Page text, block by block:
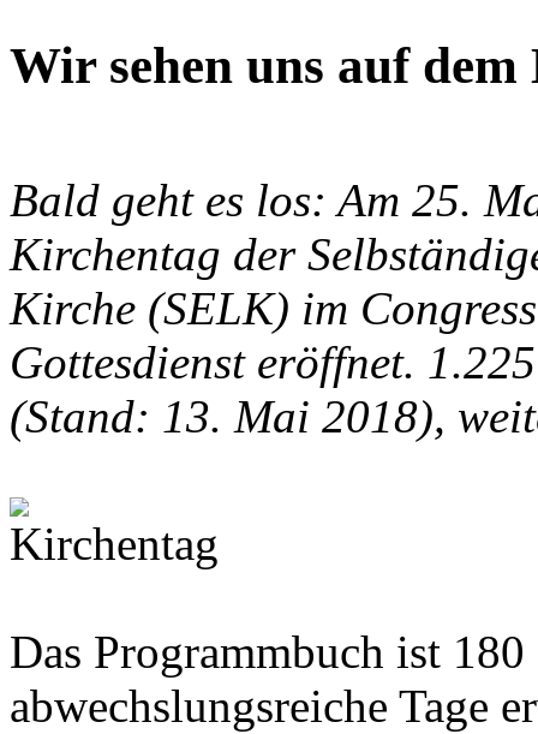
Wir sehen uns auf
Bald geht es los: Am 25.
Kirchentag der
Kirche (SELK) im
Gottesdienst eröffnet.
(Stand: 13. Mai 2018),
Das Programmbuch ist
abwechslungsreiche Tage